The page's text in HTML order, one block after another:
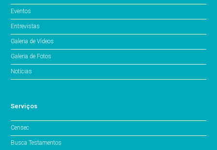
Eventos
Entrevistas
Galeria de Vídeos
Galeria de Fotos
Notícias
Serviços
Censec
Busca Testamentos